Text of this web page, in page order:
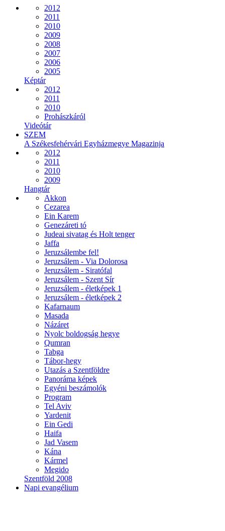
2012
2011
2010
2009
2008
2007
2006
2005
Képtár
2012
2011
2010
Prohászkáról
Videótár
SZEM
A Székesfehérvári Egyházmegye Magazinja
2012
2011
2010
2009
Hangtár
Akkon
Cezarea
Ein Karem
Genezáreti tó
Judeai sivatag és Holt tenger
Jaffa
Jeruzsálembe fel!
Jeruzsálem - Via Dolorosa
Jeruzsálem - Siratófal
Jeruzsálem - Szent Sír
Jeruzsálem - életképek 1
Jeruzsálem - életképek 2
Kafarnaum
Masada
Názáret
Nyolc boldogság hegye
Qumran
Tabga
Tábor-hegy
Utazás a Szentföldre
Panoráma képek
Egyéni beszámolók
Program
Tel Aviv
Yardenit
Ein Gedi
Haifa
Jad Vasem
Kána
Kármel
Megido
Szentföld 2008
Napi evangélium